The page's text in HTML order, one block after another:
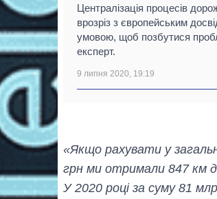
Централізація процесів
врозріз з європейським
умовою, щоб позбутися
експерт.
9 липня 2020, 19:19
«Якщо рахувати у
грн ми отримали 847 км
У 2020 році за суму 81